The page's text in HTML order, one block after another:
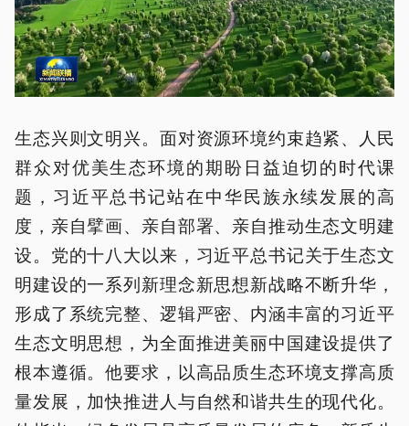
生态兴则文明兴。面对资源环境约束趋紧、人民
群众对优美生态环境的期盼日益迫切的时代课
题，习近平总书记站在中华民族永续发展的高
度，亲自擘画、亲自部署、亲自推动生态文明建
设。党的十八大以来，习近平总书记关于生态文
明建设的一系列新理念新思想新战略不断升华，
形成了系统完整、逻辑严密、内涵丰富的习近平
生态文明思想，为全面推进美丽中国建设提供了
根本遵循。他要求，以高品质生态环境支撑高质
量发展，加快推进人与自然和谐共生的现代化。